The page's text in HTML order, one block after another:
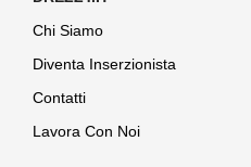
Chi Siamo
Diventa Inserzionista
Contatti
Lavora Con Noi